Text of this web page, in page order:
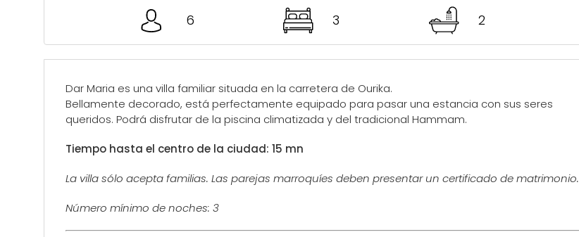
6 3 2
Dar Maria es una villa familiar situada en la carretera de Ourika.
Bellamente decorado, está perfectamente equipado para pasar una estancia con sus seres
queridos. Podrá disfrutar de la piscina climatizada y del tradicional Hammam.
Tiempo hasta el centro de la ciudad: 15 mn
La villa sólo acepta familias. Las parejas marroquíes deben presentar un certificado de matrimonio.
Número mínimo de noches: 3